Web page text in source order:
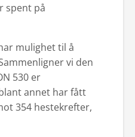
spent på
mulighet til å
vi den
530 er
annet har fått
354 hestekrefter,